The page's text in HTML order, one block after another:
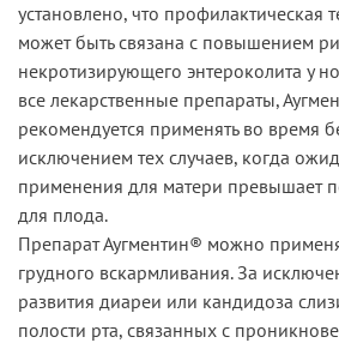
установлено, что профилактическая
может быть связана с повышением
некротизирующего энтероколита у
все лекарственные препараты,
рекомендуется применять во время
исключением тех случаев, когда
применения для матери превышает
для плода.
Препарат Аугментин® можно
грудного вскармливания. За
развития диареи или кандидоза
полости рта, связанных с